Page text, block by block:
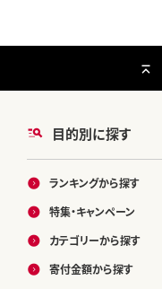
目的別に探す
ランキングから探す
特集・キャンペーン
カテゴリーから探す
寄付金額から探す